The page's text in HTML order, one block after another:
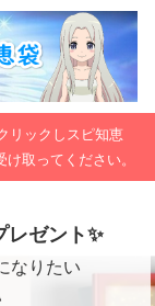
リックしスピ知恵
取ってください。
レゼント✨
なりたい